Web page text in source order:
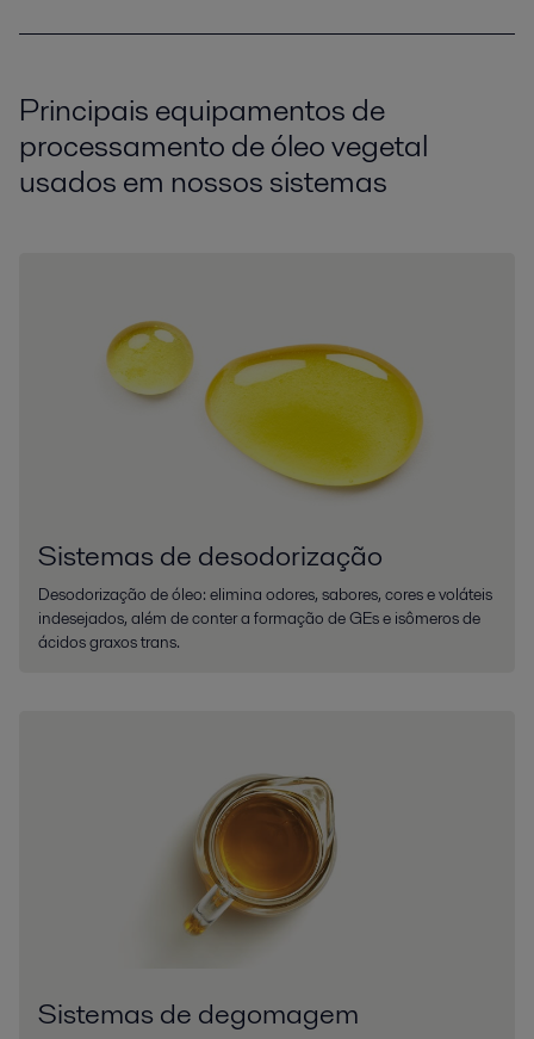
Principais equipamentos de
processamento de óleo vegetal
usados em nossos sistemas
Sistemas de desodorização
Desodorização de óleo: elimina odores, sabores, cores e voláteis
indesejados, além de conter a formação de GEs e isômeros de
ácidos graxos trans.
Sistemas de degomagem